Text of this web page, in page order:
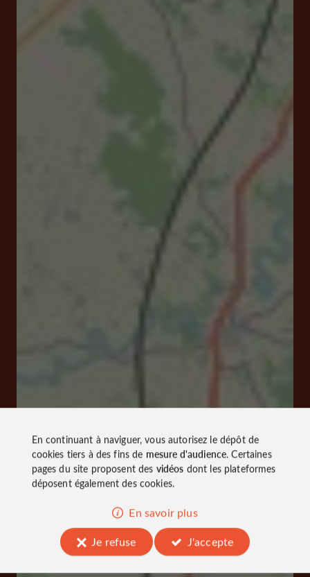
En continuant à naviguer, vous autorisez le dépôt de
cookies tiers à des fins de mesure d'audience. Certaines
pages du site proposent des vidéos dont les plateformes
déposent également des cookies.
En savoir plus
Je refuse
J'accepte